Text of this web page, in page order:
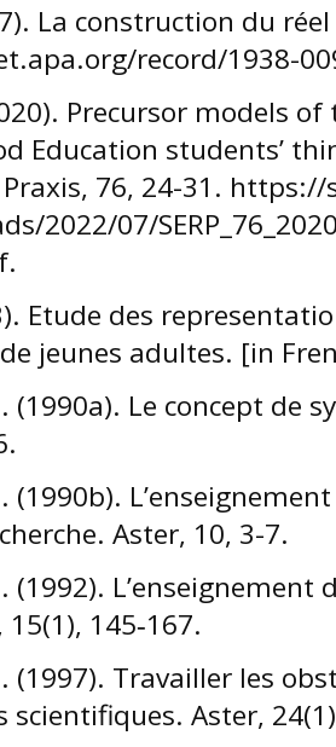
La construction du
record/1938-
Precursor models of
Education students’
Praxis, 76, 24-31.
2022/07/
Etude des
jeunes adultes. [in
(1990a). Le concept de
(1990b).
Aster, 10, 3-7.
(1992). L’enseignement
145‑167.
(1997). Travailler les
scientifiques. Aster,